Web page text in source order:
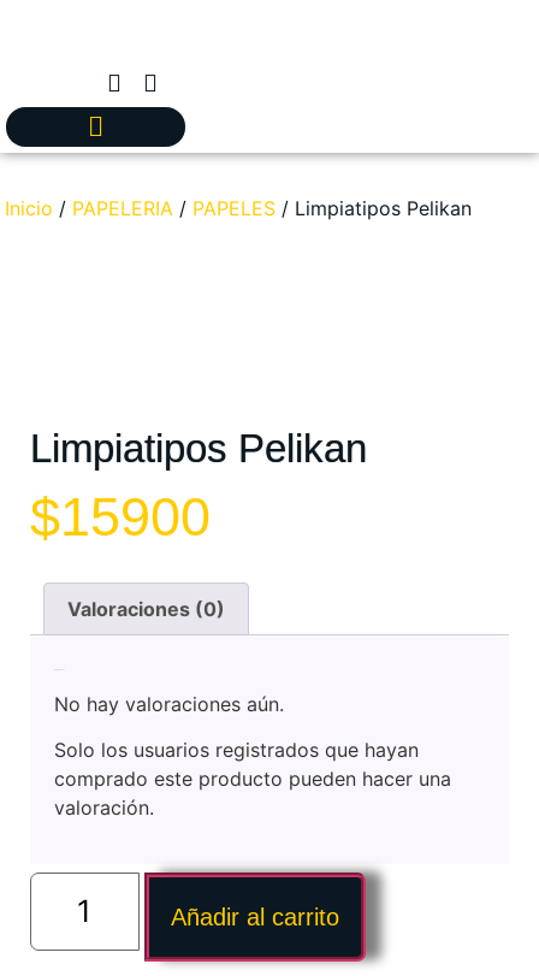
Inicio / PAPELERIA / PAPELES / Limpiatipos Pelikan
Limpiatipos Pelikan
$15900
Valoraciones (0)
No hay valoraciones aún.
Solo los usuarios registrados que hayan
comprado este producto pueden hacer una
valoración.
Añadir al carrito